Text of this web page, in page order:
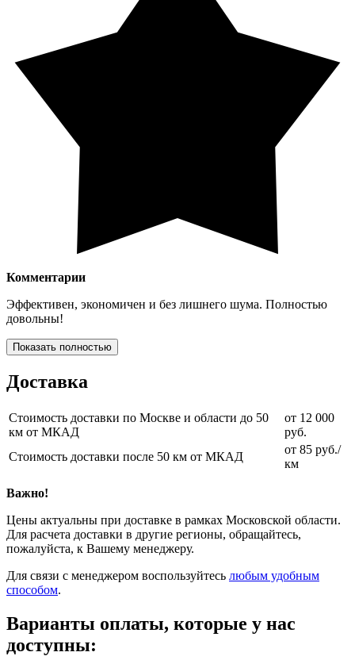
Комментарии
Эффективен, экономичен и без лишнего шума. Полностью
довольны!
Показать полностью
Доставка
Стоимость доставки по Москве и области до 50
км от МКАД
от 12 000
руб.
Стоимость доставки после 50 км от МКАД
от 85 руб./
км
Важно!
Цены актуальны при доставке в рамках Московской области.
Для расчета доставки в другие регионы, обращайтесь,
пожалуйста, к Вашему менеджеру.
Для связи с менеджером воспользуйтесь любым удобным
способом.
Варианты оплаты, которые у нас
доступны: